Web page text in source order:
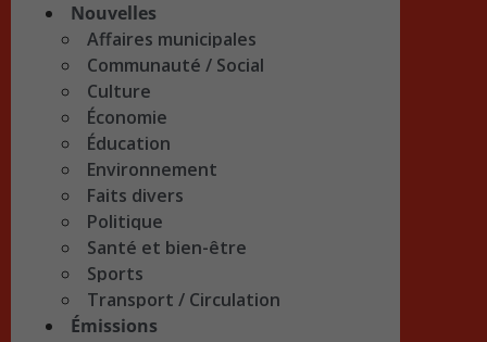
Nouvelles
Affaires municipales
Communauté / Social
Culture
Économie
Éducation
Environnement
Faits divers
Politique
Santé et bien-être
Sports
Transport / Circulation
Émissions